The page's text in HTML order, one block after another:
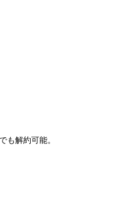
も解約可能。